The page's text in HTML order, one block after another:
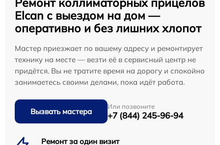
Elcan с выездом на дом —
оперативно и без лишних хлопот
Мастер приезжает по вашему адресу и ремонтирует
технику на месте — везти её в сервисный центр не
придётся. Вы не тратите время на дорогу и спокойно
занимаетесь своими делами, пока идёт работа.
Вызвать мастера
Или позвоните
+7 (844) 245-96-94
Ремонт за один визит